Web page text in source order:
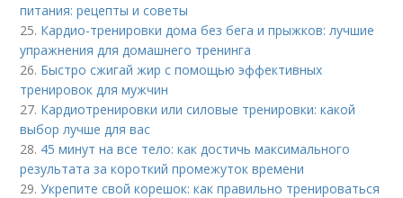
питания: рецепты и советы
25. Кардио-тренировки дома без бега и прыжков: лучшие
упражнения для домашнего тренинга
26. Быстро сжигай жир с помощью эффективных
тренировок для мужчин
27. Кардиотренировки или силовые тренировки: какой
выбор лучше для вас
28. 45 минут на все тело: как достичь максимального
результата за короткий промежуток времени
29.Укрепите свой корешок: как правильно тренироваться